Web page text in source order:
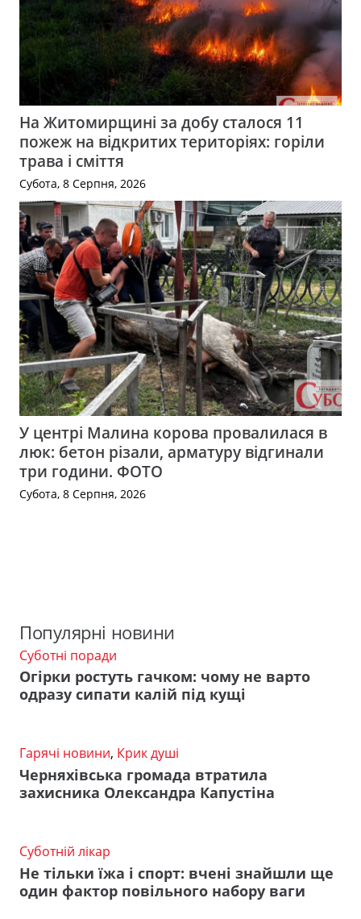
На Житомирщині за добу сталося 11
пожеж на відкритих територіях: горіли
трава і сміття
Субота, 8 Серпня, 2026
У центрі Малина корова провалилася в
люк: бетон різали, арматуру відгинали
три години. ФОТО
Субота, 8 Серпня, 2026
Популярні новини
Суботні поради
Огірки ростуть гачком: чому не варто
одразу сипати калій під кущі
Гарячі новини, Крик душі
Черняхівська громада втратила
захисника Олександра Капустіна
Суботній лікар
Не тільки їжа і спорт: вчені знайшли ще
один фактор повільного набору ваги